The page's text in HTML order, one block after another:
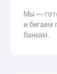
Мы —
и бегаем
банкам.